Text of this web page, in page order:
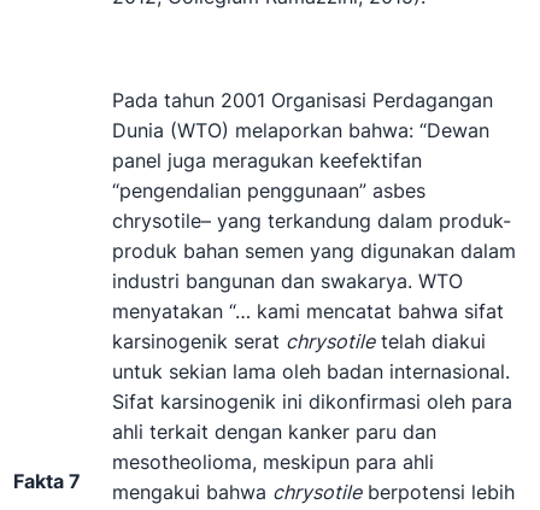
Fakta 7
Pada tahun 2001 Organisasi Perdagangan
Dunia (WTO) melaporkan bahwa: “Dewan
panel juga meragukan keefektifan
“pengendalian penggunaan” asbes
chrysotile– yang terkandung dalam produk-
produk bahan semen yang digunakan dalam
industri bangunan dan swakarya. WTO
menyatakan “… kami mencatat bahwa sifat
karsinogenik serat chrysotiletelah diakui
untuk sekian lama oleh badan internasional.
Sifat karsinogenik ini dikonfirmasi oleh para
ahli terkait dengan kanker paru dan
mesotheolioma, meskipun para ahli
mengakui bahwa chrysotileberpotensi lebih